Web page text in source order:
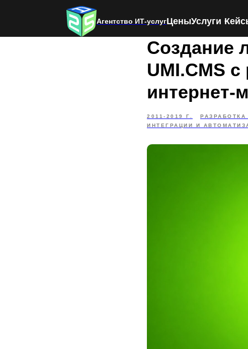
Агентство ИТ-услугЦеныУслуги
Создание
UMI.CMS
интернет-
2011-2019 Г.
ИНТЕГРАЦИИ И